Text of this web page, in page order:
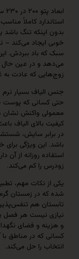
ابعاد پتو ۲۰۰ در
کاملاً مناسب است و
می‌کند – نه سنگین
باد ببردش. این وزن حس
در عین حال آزادی
که عادت به غلت زدن در
بسیار نرم و لطیف
که پوست خیلی
واکنش نشان می‌دهند،
الیاف باعث می‌شود
سایش، شستشوهای مکرر
ویژگی برای
روزانه از آن دارند،
کم می‌کند.
نکات مهم، تطبیق‌پذیری
زمستان گرمای کافی
هم تنفس‌پذیر است و
هر فصل پتو عوض
و فضای نگهداری را
در مناطق با آب و هوای
را حل می‌کند.